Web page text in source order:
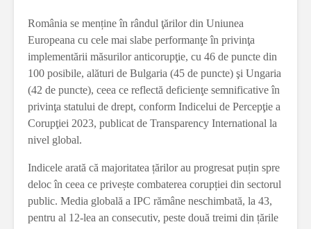
România se menține în rândul ţărilor din Uniunea
Europeana cu cele mai slabe performanţe în privinţa
implementării măsurilor anticorupţie, cu 46 de puncte din
100 posibile, alături de Bulgaria (45 de puncte) şi Ungaria
(42 de puncte), ceea ce reflectă deficienţe semnificative în
privinţa statului de drept, conform Indicelui de Percepţie a
Corupţiei 2023, publicat de Transparency International la
nivel global.
Indicele arată că majoritatea țărilor au progresat puțin spre
deloc în ceea ce privește combaterea corupției din sectorul
public. Media globală a IPC rămâne neschimbată, la 43,
pentru al 12-lea an consecutiv, peste două treimi din țările